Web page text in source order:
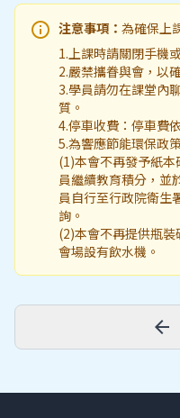
info 注意事項： 為確保上
1.上課時請關閉手機
2.嚴禁攜眷與會，以
3.學員請勿在課堂內
質。
4.停車收費：停車費
5.為響應節能環保政策
(1)本會不再發予紙
員繼續教育積分，並
員自行至行政院衛生
詢。
(2)本會不再提供瓶裝
會場設有飲水機。
arrow_back